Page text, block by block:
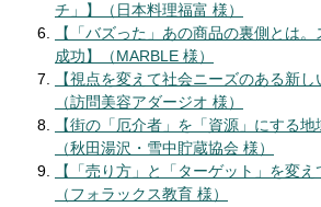
チ」】（日本料理福富 様）
【「バズった」あの商品の裏側とは
成功】（MARBLE 様）
【視点を変えて社会ニーズのある新し
（訪問美容アダージオ 様）
【街の「厄介者」を「資源」にする地
（秋田湯沢・雪中貯蔵協会 様）
【「売り方」と「ターゲット」を変え
（フォラックス教育 様）